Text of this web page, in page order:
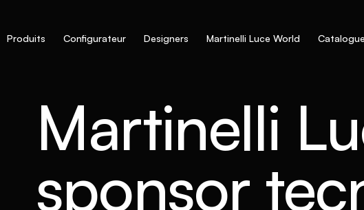
Produits Configurateur Designers Martinelli Luce World
Martinelli
sponsor